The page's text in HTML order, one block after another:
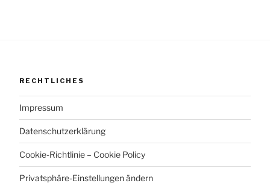
RECHTLICHES
Impressum
Datenschutzerklärung
Cookie-Richtlinie – Cookie Policy
Privatsphäre-Einstellungen ändern